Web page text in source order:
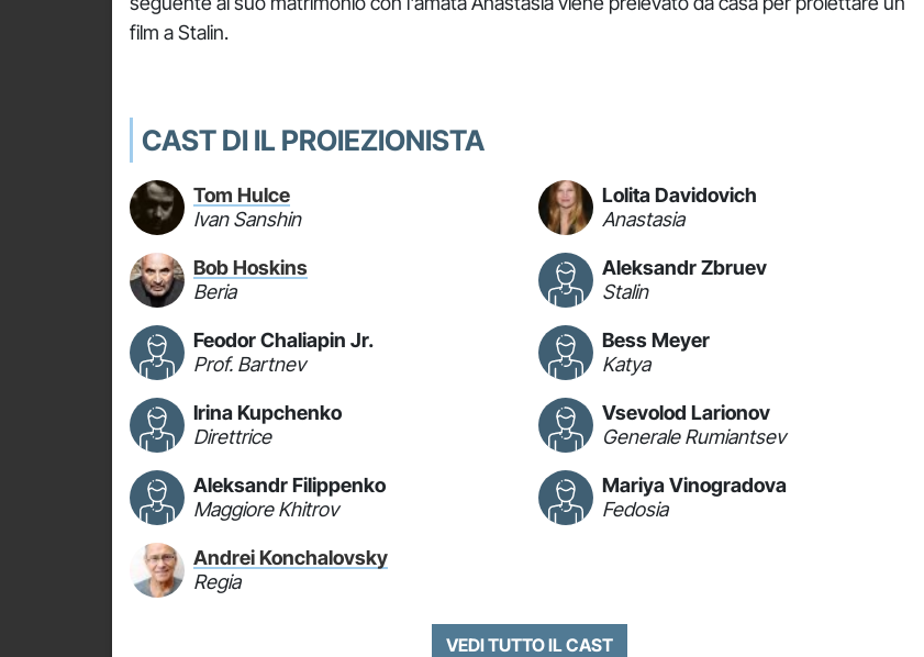
film a Stalin.
CAST DI IL PROIEZIONISTA
Tom Hulce
Ivan Sanshin
Lolita Davidovich
Anastasia
Bob Hoskins
Beria
Aleksandr Zbruev
Stalin
Feodor Chaliapin Jr.
Prof. Bartnev
Bess Meyer
Katya
Irina Kupchenko
Direttrice
Vsevolod Larionov
Generale Rumiantsev
Aleksandr Filippenko
Maggiore Khitrov
Mariya Vinogradova
Fedosia
Andrei Konchalovsky
Regia
VEDI TUTTO IL CAST